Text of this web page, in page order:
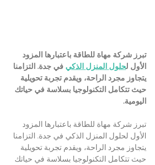
تبرز شركة مهاة للطاقة باعتبارها المزود
الأول لحلول المنزل الذكي في جدة. التزامنا
يتجاوز مجرد الراحة، ويقدم تجربة تحويلية
حيث تتكامل التكنولوجيا بسلاسة في حياتك
اليومية.
تبرز شركة مهاة للطاقة باعتبارها المزود
الأول لحلول المنزل الذكي في جدة. التزامنا
يتجاوز مجرد الراحة، ويقدم تجربة تحويلية
حيث تتكامل التكنولوجيا بسلاسة في حياتك